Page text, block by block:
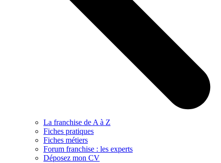
La franchise de A à Z
Fiches pratiques
Fiches métiers
Forum franchise : les experts
Déposez mon CV